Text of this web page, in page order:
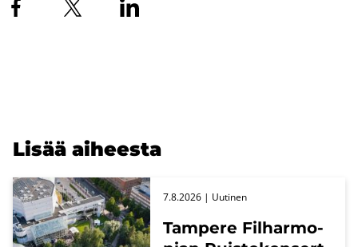
Lisää ai­hees­ta
Tam­pe­re Fil­har­mo­
7.8.2026 | Uu­ti­nen